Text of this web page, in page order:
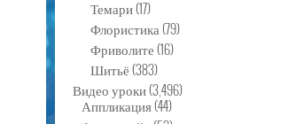
Темари(17)
Флористика(79)
Фриволите(16)
Шитьё(383)
Видео уроки(3,496)
Аппликация(44)